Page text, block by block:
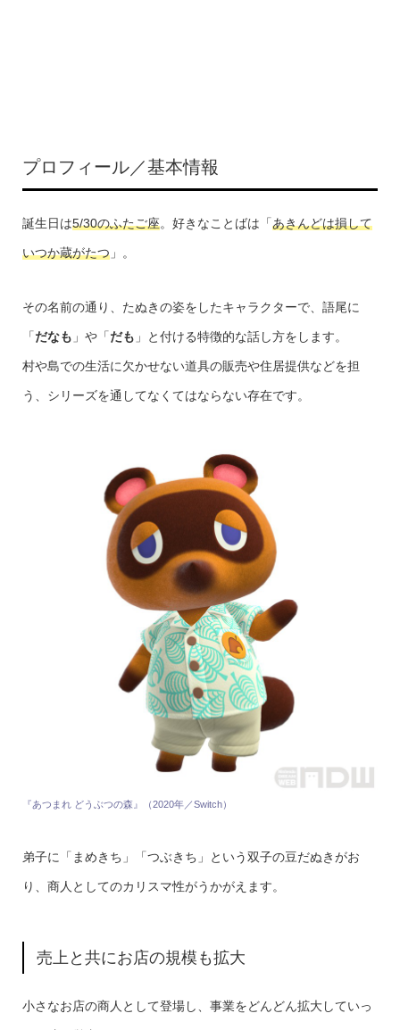
プロフィール／基本情報
誕生日は5/30のふたご座。好きなことばは「あきんどは損して
いつか蔵がたつ」。
その名前の通り、たぬきの姿をしたキャラクターで、語尾に
「だなも 」や「だも 」と付ける特徴的な話し方をします。
村や島での生活に欠かせない道具の販売や住居提供などを担
う、シリーズを通してなくてはならない存在です。
『あつまれ どうぶつの森』（2020年／Switch）
弟子に「まめきち」「つぶきち」という双子の豆だぬきがお
り、商人としてのカリスマ性がうかがえます。
売上と共にお店の規模も拡大
小さなお店の商人として登場し、事業をどんどん拡大していっ